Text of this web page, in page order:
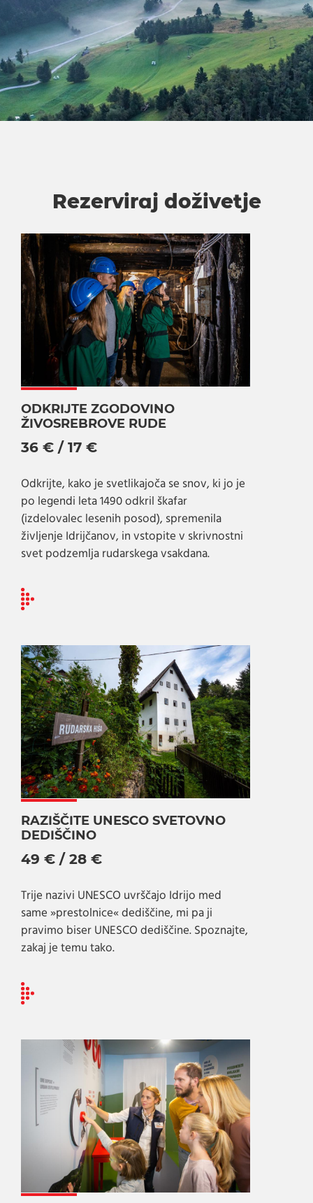
Rezerviraj doživetje
ODKRIJTE ZGODOVINO
ŽIVOSREBROVE RUDE
36 € / 17 €
Odkrijte, kako je svetlikajoča se snov, ki jo je
po legendi leta 1490 odkril škafar
(izdelovalec lesenih posod), spremenila
življenje Idrijčanov, in vstopite v skrivnostni
svet podzemlja rudarskega vsakdana.
RAZIŠČITE UNESCO SVETOVNO
DEDIŠČINO
49 € / 28 €
Trije nazivi UNESCO uvrščajo Idrijo med
same »prestolnice« dediščine, mi pa ji
pravimo biser UNESCO dediščine. Spoznajte,
zakaj je temu tako.